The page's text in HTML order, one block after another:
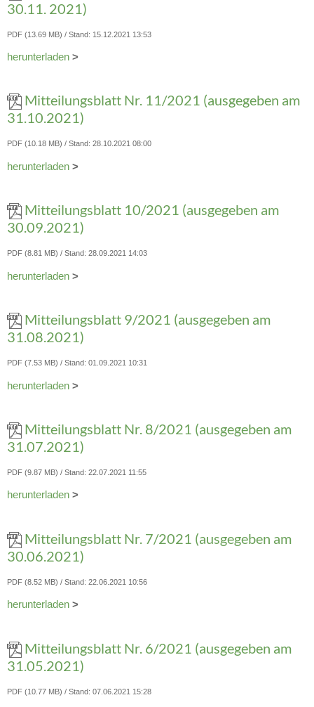
30.11. 2021)
PDF (13.69 MB) Stand: 15.12.2021 13:53
herunterladen >
Mitteilungsblatt Nr. 11/2021 (ausgegeben am
31.10.2021)
PDF (10.18 MB) Stand: 28.10.2021 08:00
herunterladen >
Mitteilungsblatt 10/2021 (ausgegeben am
30.09.2021)
PDF (8.81 MB) Stand: 28.09.2021 14:03
herunterladen >
Mitteilungsblatt 9/2021 (ausgegeben am
31.08.2021)
PDF (7.53 MB) Stand: 01.09.2021 10:31
herunterladen >
Mitteilungsblatt Nr. 8/2021 (ausgegeben am
31.07.2021)
PDF (9.87 MB) Stand: 22.07.2021 11:55
herunterladen >
Mitteilungsblatt Nr. 7/2021 (ausgegeben am
30.06.2021)
PDF (8.52 MB) Stand: 22.06.2021 10:56
herunterladen >
Mitteilungsblatt Nr. 6/2021 (ausgegeben am
31.05.2021)
PDF (10.77 MB) Stand: 07.06.2021 15:28